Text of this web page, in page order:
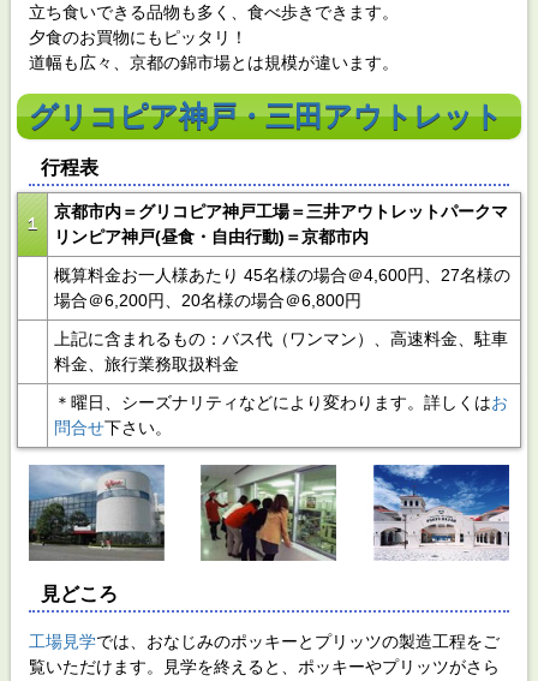
立ち食いできる品物も多く、食べ歩きできます。
夕食のお買物にもピッタリ！
道幅も広々、京都の錦市場とは規模が違います。
グリコピア神戸・三田アウトレット
行程表
１
京都市内＝グリコピア神戸工場＝三井アウトレットパークマ
リンピア神戸(昼食・自由行動)＝京都市内
概算料金お一人様あたり 45名様の場合＠4,600円、27名様の
場合＠6,200円、20名様の場合＠6,800円
上記に含まれるもの：バス代（ワンマン）、高速料金、駐車
料金、旅行業務取扱料金
＊曜日、シーズナリティなどにより変わります。詳しくはお
問合せ下さい。
見どころ
工場見学では、おなじみのポッキーとプリッツの製造工程をご
覧いただけます。見学を終えると、ポッキーやプリッツがさら